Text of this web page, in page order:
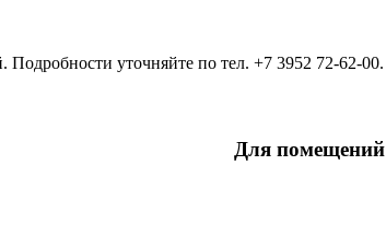
уточняйте по тел. +7 3952 72-62-00.
Для помещений